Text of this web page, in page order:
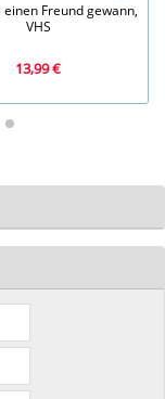
Freund gewann,
VHS
13,99 €